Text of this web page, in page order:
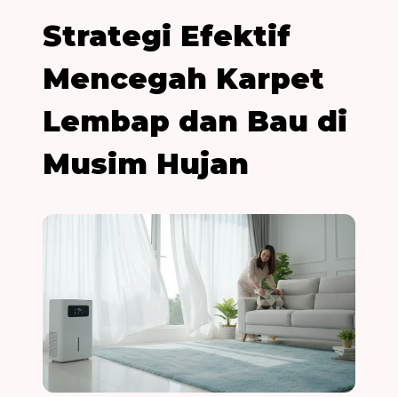
Strategi Efektif
Mencegah Karpet
Lembap dan Bau di
Musim Hujan